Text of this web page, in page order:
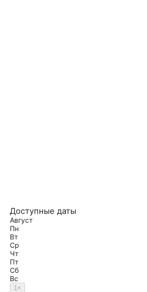
Доступные даты
Август
Пн
Вт
Ср
Чт
Пт
Сб
Вс
1×